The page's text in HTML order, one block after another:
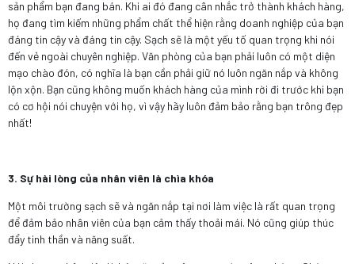
sản phẩm bạn đang bán. Khi ai đó đang cân nhắc trở thành khách hàng,
họ đang tìm kiếm những phẩm chất thể hiện rằng doanh nghiệp của bạn
đáng tin cậy và đáng tin cậy. Sạch sẽ là một yếu tố quan trọng khi nói
đến vẻ ngoài chuyên nghiệp. Văn phòng của bạn phải luôn có một diện
mạo chào đón, có nghĩa là bạn cần phải giữ nó luôn ngăn nắp và không
lộn xộn. Bạn cũng không muốn khách hàng của mình rời đi trước khi bạn
có cơ hội nói chuyện với họ, vì vậy hãy luôn đảm bảo rằng bạn trông đẹp
nhất!
3. Sự hài lòng của nhân viên là chìa khóa
Một môi trường sạch sẽ và ngăn nắp tại nơi làm việc là rất quan trọng
để đảm bảo nhân viên của bạn cảm thấy thoải mái. Nó cũng giúp thúc
đẩy tinh thần và năng suất.